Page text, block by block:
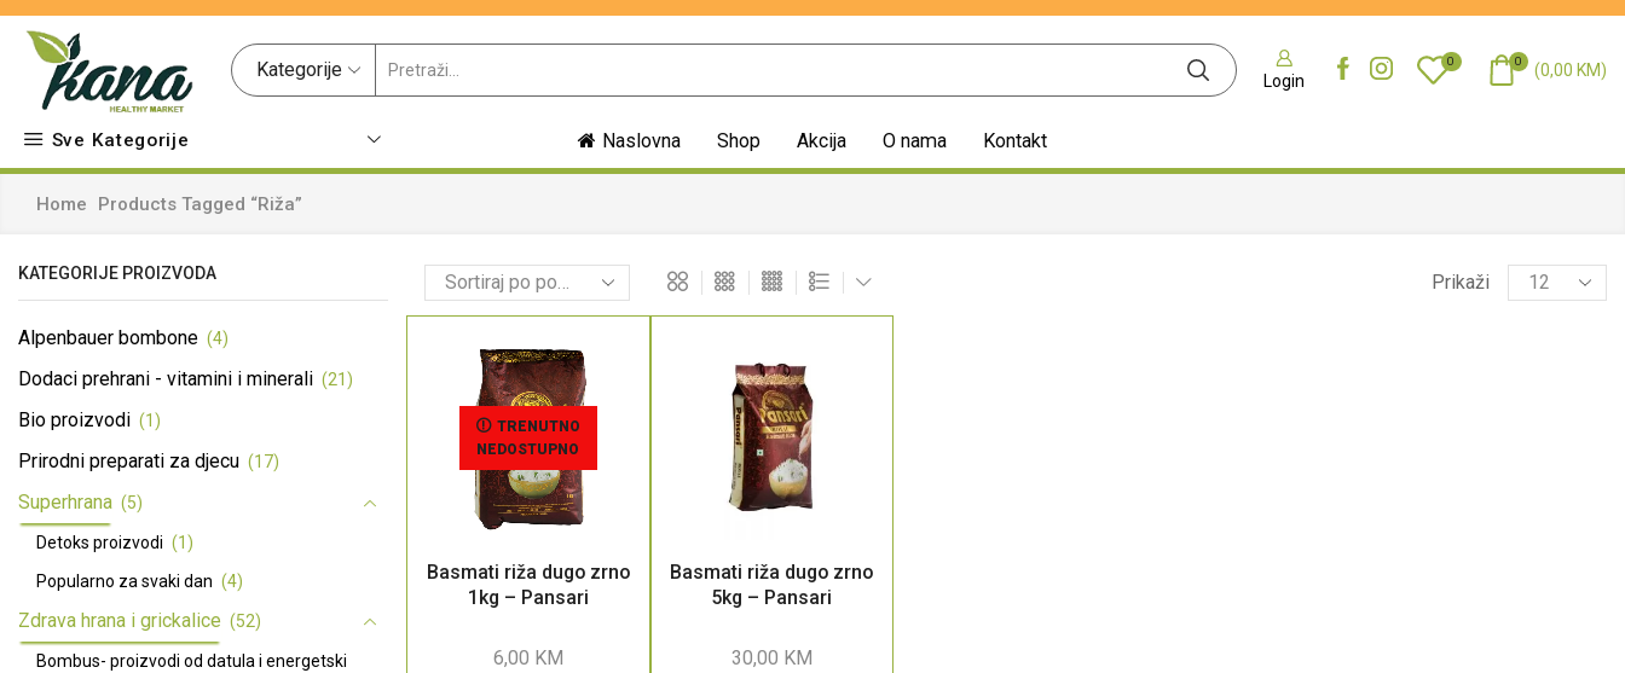
Kategorije Login
0 0 (0,00 KM)
Sve Kategorije Naslovna Shop Akcija O nama Kontakt
Home Products Tagged “riža”
Prikaži
TRENUTNO
NEDOSTUPNO
Basmati riža dugo zrno
1kg – Pansari
6,00 KM
Basmati riža dugo zrno
5kg – Pansari
30,00 KM
KATEGORIJE PROIZVODA
Alpenbauer bombone (4)
Dodaci prehrani - vitamini i minerali (21)
Bio proizvodi (1)
Prirodni preparati za djecu (17)
Superhrana (5)
Detoks proizvodi (1)
Popularno za svaki dan (4)
Zdrava hrana i grickalice (52)
Bombus- proizvodi od datula i energetski